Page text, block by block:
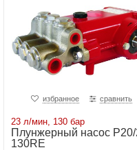
избранное сравнить
23 л/мин, 130 бар
Плунжерный насос
130RE